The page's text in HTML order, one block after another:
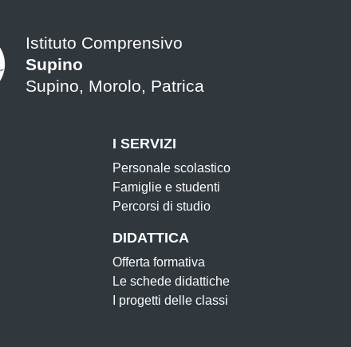
Istituto Comprensivo
Supino
Supino, Morolo, Patrica
I SERVIZI
Personale scolastico
Famiglie e studenti
Percorsi di studio
DIDATTICA
Offerta formativa
Le schede didattiche
I progetti delle classi